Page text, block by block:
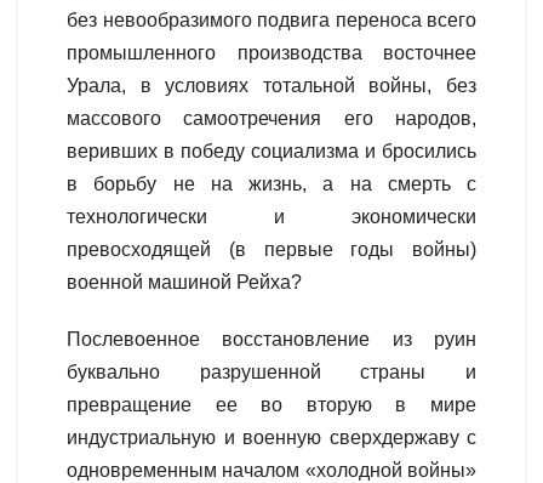
без невообразимого подвига переноса всего
промышленного производства восточнее
Урала, в условиях тотальной войны, без
массового самоотречения его народов,
веривших в победу социализма и бросились
в борьбу не на жизнь, а на смерть с
технологически и экономически
превосходящей (в первые годы войны)
военной машиной Рейха?
Послевоенное восстановление из руин
буквально разрушенной страны и
превращение ее во вторую в мире
индустриальную и военную сверхдержаву с
одновременным началом «холодной войны»